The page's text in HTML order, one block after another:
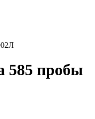
585 пробы